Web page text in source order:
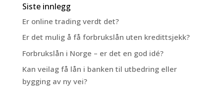
Siste innlegg
Er online trading verdt det?
Er det mulig å få forbrukslån uten kredittsjekk?
Forbrukslån i Norge – er det en god idé?
Kan veilag få lån i banken til utbedring eller
bygging av ny vei?